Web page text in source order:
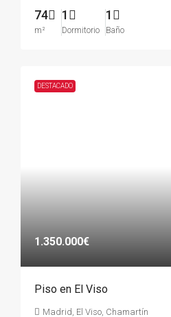
74
m²
1
Dormitorio
1
Baño
DESTACADO
1.350.000€
Piso en El Viso
Madrid, El Viso, Chamartín